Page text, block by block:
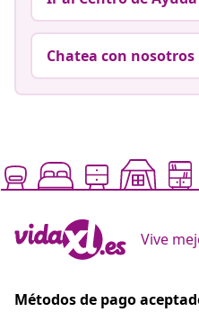
Chatea con nosotros
Vive
Métodos de pago